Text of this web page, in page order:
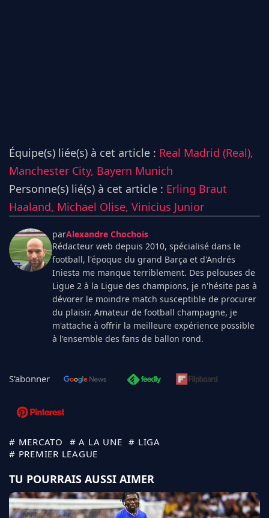
Équipe(s) liée(s) à cet article : Real Madrid (Real),
Manchester City, Bayern Munich
Personne(s) lié(s) à cet article : Erling Braut
Haaland, Michael Olise, Vinicius Junior
parAlexandre Chochois
Rédacteur web depuis 2010, spécialisé dans le
football, l'époque du grand Barça et d'Andrés
Iniesta me manque terriblement. Des pelouses de
Ligue 2 à la Ligue des champions, je n'hésite pas à
dévorer le moindre match susceptible de procurer
du plaisir. Amateur de football champagne, je
m'attache à offrir la meilleure expérience possible
à l'ensemble des fans de ballon rond.
S'abonner
# MERCATO # A LA UNE # LIGA
# PREMIER LEAGUE
TU POURRAIS AUSSI AIMER